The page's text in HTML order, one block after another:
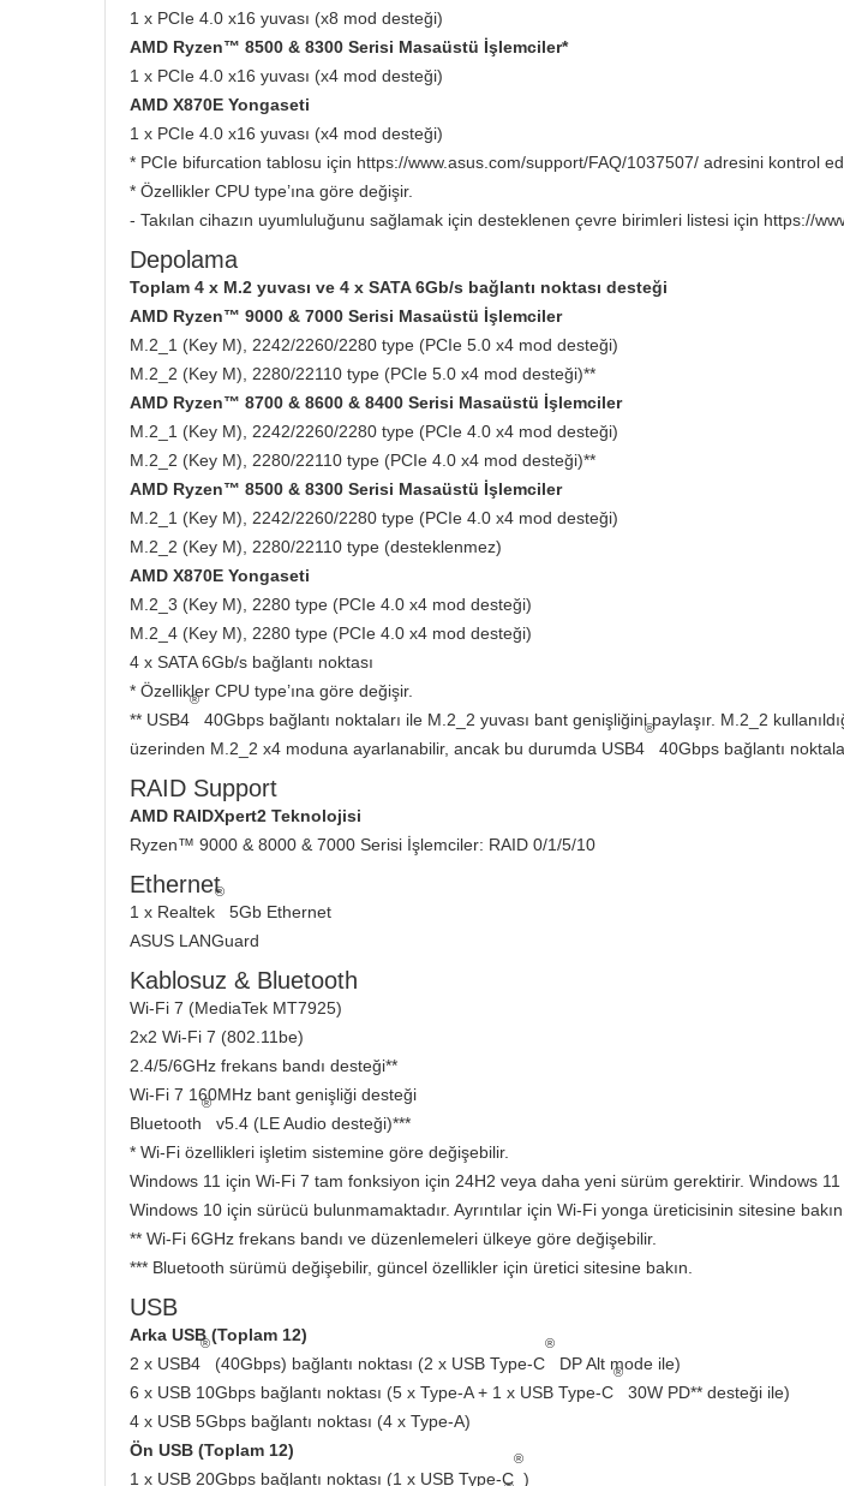
1 x PCIe 4.0 x16 yuvası (x8 mod desteği)
AMD Ryzen™ 8500 & 8300 Serisi Masaüstü İşlemciler*
1 x PCIe 4.0 x16 yuvası (x4 mod desteği)
AMD X870E Yongaseti
1 x PCIe 4.0 x16 yuvası (x4 mod desteği)
* PCIe bifurcation tablosu için https://www.asus.com/support/FAQ/1037507/ adresini kontrol
* Özellikler CPU type’ına göre değişir.
- Takılan cihazın uyumluluğunu sağlamak için desteklenen çevre birimleri listesi için https://
Depolama
Toplam 4 x M.2 yuvası ve 4 x SATA 6Gb/s bağlantı noktası desteği
AMD Ryzen™ 9000 & 7000 Serisi Masaüstü İşlemciler
M.2_1 (Key M), 2242/2260/2280 type (PCIe 5.0 x4 mod desteği)
M.2_2 (Key M), 2280/22110 type (PCIe 5.0 x4 mod desteği)**
AMD Ryzen™ 8700 & 8600 & 8400 Serisi Masaüstü İşlemciler
M.2_1 (Key M), 2242/2260/2280 type (PCIe 4.0 x4 mod desteği)
M.2_2 (Key M), 2280/22110 type (PCIe 4.0 x4 mod desteği)**
AMD Ryzen™ 8500 & 8300 Serisi Masaüstü İşlemciler
M.2_1 (Key M), 2242/2260/2280 type (PCIe 4.0 x4 mod desteği)
M.2_2 (Key M), 2280/22110 type (desteklenmez)
AMD X870E Yongaseti
M.2_3 (Key M), 2280 type (PCIe 4.0 x4 mod desteği)
M.2_4 (Key M), 2280 type (PCIe 4.0 x4 mod desteği)
4 x SATA 6Gb/s bağlantı noktası
* Özellikler CPU type’ına göre değişir.
** USB4
®
40Gbps bağlantı noktaları ile M.2_2 yuvası bant genişliğini paylaşır. M.2_2
üzerinden M.2_2 x4 moduna ayarlanabilir, ancak bu durumda USB4
®
40Gbps bağlantı
RAID Support
AMD RAIDXpert2 Teknolojisi
Ryzen™ 9000 & 8000 & 7000 Serisi İşlemciler: RAID 0/1/5/10
Ethernet
1 x Realtek
®
5Gb Ethernet
ASUS LANGuard
Kablosuz & Bluetooth
Wi-Fi 7 (MediaTek MT7925)
2x2 Wi-Fi 7 (802.11be)
2.4/5/6GHz frekans bandı desteği**
Wi-Fi 7 160MHz bant genişliği desteği
Bluetooth
®
v5.4 (LE Audio desteği)***
* Wi-Fi özellikleri işletim sistemine göre değişebilir.
Windows 11 için Wi-Fi 7 tam fonksiyon için 24H2 veya daha yeni sürüm gerektirir. Windows
Windows 10 için sürücü bulunmamaktadır. Ayrıntılar için Wi-Fi yonga üreticisinin sitesine bakın.
** Wi-Fi 6GHz frekans bandı ve düzenlemeleri ülkeye göre değişebilir.
*** Bluetooth sürümü değişebilir, güncel özellikler için üretici sitesine bakın.
USB
Arka USB (Toplam 12)
2 x USB4
®
(40Gbps) bağlantı noktası (2 x USB Type-C
®
DP Alt mode ile)
6 x USB 10Gbps bağlantı noktası (5 x Type-A + 1 x USB Type-C
®
30W PD** desteği ile)
4 x USB 5Gbps bağlantı noktası (4 x Type-A)
Ön USB (Toplam 12)
1 x USB 20Gbps bağlantı noktası (1 x USB Type-C
®
)